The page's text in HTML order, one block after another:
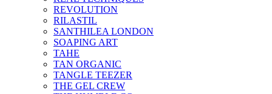
REVOLUTION
RILASTIL
SANTHILEA LONDON
SOAPING ART
TAHE
TAN ORGANIC
TANGLE TEEZER
THE GEL CREW